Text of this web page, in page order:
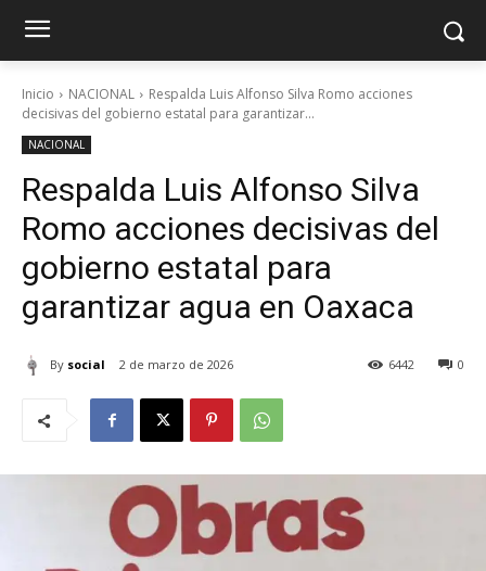
Inicio NACIONAL
Respalda Luis Alfonso Silva Romo acciones
decisivas del gobierno estatal para garantizar...
NACIONAL
Respalda Luis Alfonso Silva
Romo acciones decisivas del
gobierno estatal para
garantizar agua en Oaxaca
By social 2 de marzo de 2026 0
6442